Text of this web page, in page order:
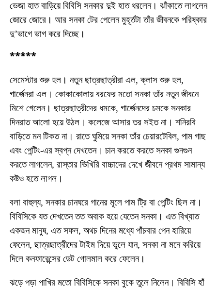
ভেজা হাত বাড়িয়ে বিবিসি সনকার দুই হাত ধরলেন। ঝাঁকাতে লাগলেন
জোরে জোরে। আর সনকা টের পেলেন মুহূর্তটা তাঁর জীবনকে পরিষ্কার
দু’ভাগে ভাগ করে দিচ্ছে।
*****
সেমেস্টার শুরু হল। নতুন ছাত্রছাত্রীরা এল, ক্লাস শুরু হল,
গার্জেনরা এল। কোকাকোলায় বরফের মতো সনকা তাঁর নতুন জীবনে
মিশে গেলেন। ছাত্রছাত্রীদের ধমকে, গার্জেনদের চমকে সনকার
দিনরাত আলো হয়ে উঠল। কলেজে আসার তর সইত না। শনিরবি
বাড়িতে মন টিকত না। রাতে ঘুমিয়ে সনকা তাঁর চেয়ারটেবিল, পাম গাছ
এবং পেন্টিং-এর স্বপ্ন দেখতেন। চান করতে করতে সনকা গুনগুন
করতে লাগলেন, রাস্তার ভিখিরি বাচ্চাদের দেখে জীবনে প্রথম সামান্য
কষ্টও হতে লাগল।
বলা বাহুল্য, সনকার চানঘরে গানের মূলে পাম ট্রি বা পেন্টিং ছিল না।
বিবিসিকে যত দেখতেন তত অবাক হয়ে যেতেন সনকা। এত বিখ্যাত
একজন মানুষ, এত সফল, অথচ দিনের মধ্যে পাঁচবার পেন হারিয়ে
ফেলেন, ছাত্রছাত্রীদের টাইম দিয়ে ভুলে যান, সনকা না মনে করিয়ে
দিলে কনফারেন্সের ডেট গোলমাল করে ফেলেন।
ঝড়ে পড়া পাখির মতো বিবিসিকে সনকা বুকে তুলে নিলেন। বিবিসি হাঁ